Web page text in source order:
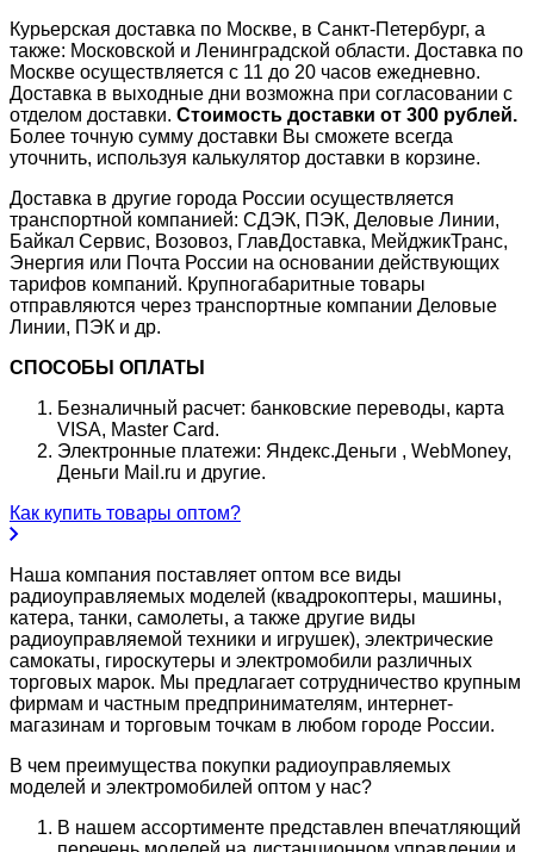
Курьерская доставка по Москве, в Санкт-Петербург, а
также: Московской и Ленинградской области. Доставка по
Москве осуществляется с 11 до 20 часов ежедневно.
Доставка в выходные дни возможна при согласовании с
отделом доставки. Стоимость доставки от 300 рублей.
Более точную сумму доставки Вы сможете всегда
уточнить, используя калькулятор доставки в корзине.
Доставка в другие города России осуществляется
транспортной компанией: СДЭК, ПЭК, Деловые Линии,
Байкал Сервис, Возовоз, ГлавДоставка, МейджикТранс,
Энергия или Почта России на основании действующих
тарифов компаний. Крупногабаритные товары
отправляются через транспортные компании Деловые
Линии, ПЭК и др.
СПОСОБЫ ОПЛАТЫ
Безналичный расчет: банковские переводы, карта
VISA, Master Card.
Электронные платежи: Яндекс.Деньги , WebMoney,
Деньги Mail.ru и другие.
Как купить товары оптом?
Наша компания поставляет оптом все виды
радиоуправляемых моделей (квадрокоптеры, машины,
катера, танки, самолеты, а также другие виды
радиоуправляемой техники и игрушек), электрические
самокаты, гироскутеры и электромобили различных
торговых марок. Мы предлагает сотрудничество крупным
фирмам и частным предпринимателям, интернет-
магазинам и торговым точкам в любом городе России.
В чем преимущества покупки радиоуправляемых
моделей и электромобилей оптом у нас?
В нашем ассортименте представлен впечатляющий